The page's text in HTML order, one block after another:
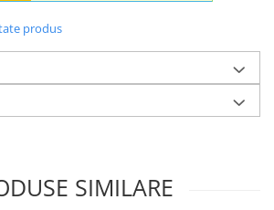
produs
SIMILARE